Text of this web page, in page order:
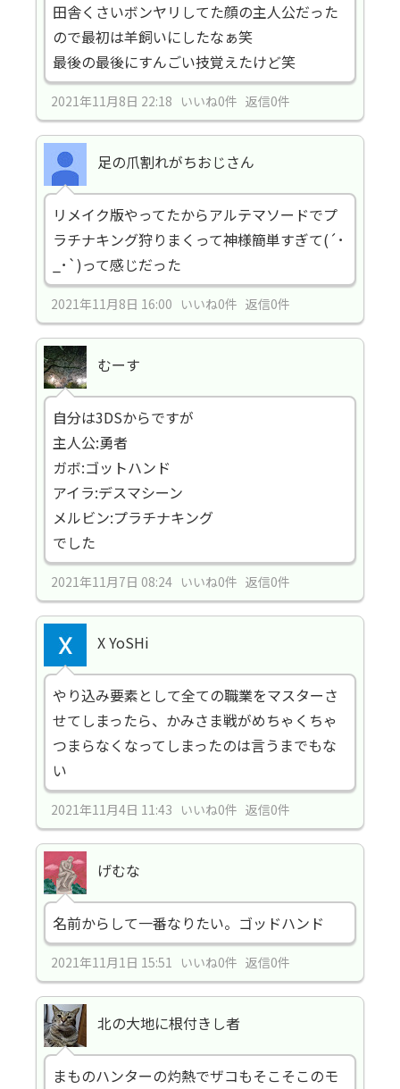
田舎くさいボンヤリしてた顔の主人公だった
ので最初は羊飼いにしたなぁ笑
最後の最後にすんごい技覚えたけど笑
2021年11月8日 22:18 いいね0件 返信0件
足の爪割れがちおじさん
リメイク版やってたからアルテマソードでプ
ラチナキング狩りまくって神様簡単すぎて(´･
_･`)って感じだった
2021年11月8日 16:00 いいね0件 返信0件
むーす
自分は3DSからですが
主人公:勇者
ガボ:ゴットハンド
アイラ:デスマシーン
メルビン:プラチナキング
でした
2021年11月7日 08:24 いいね0件 返信0件
X YoSHi
やり込み要素として全ての職業をマスターさ
せてしまったら、かみさま戦がめちゃくちゃ
つまらなくなってしまったのは言うまでもな
い
2021年11月4日 11:43 いいね0件 返信0件
げむな
名前からして一番なりたい。ゴッドハンド
2021年11月1日 15:51 いいね0件 返信0件
北の大地に根付きし者
まものハンターの灼熱でザコもそこそこのモ